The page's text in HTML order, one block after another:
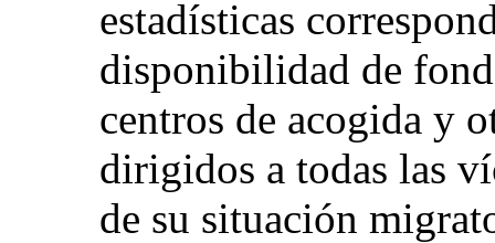
estadísticas
disponibilidad de
centros de acogida y
dirigidos a todas las
de su situación